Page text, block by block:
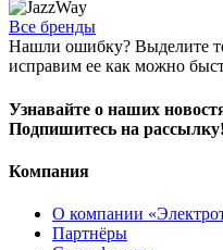
Все бренды
Нашли ошибку? Выделите
исправим ее как можно
Узнавайте о наших
Подпишитесь на рассылку!
Компания
О компании
Партнёры